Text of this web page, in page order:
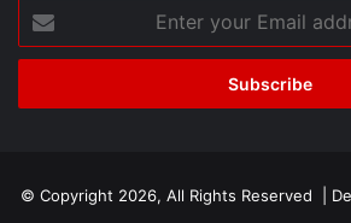
your
Email
© Copyright 2026, All Rights Reserved |